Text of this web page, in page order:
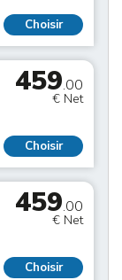
Choisir
459.00
€ Net
Choisir
459.00
€ Net
Choisir